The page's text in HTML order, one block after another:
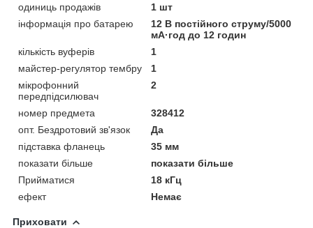
одиниць продажів
1 шт
інформація про батарею
12 В постійного струму/5000
мА·год до 12 годин
кількість вуферів
1
майстер-регулятор тембру
1
мікрофонний
передпідсилювач
2
номер предмета
328412
опт. Бездротовий зв'язок
Да
підставка фланець
35 мм
показати більше
показати більше
Прийматися
18 кГц
ефект
Немає
Приховати